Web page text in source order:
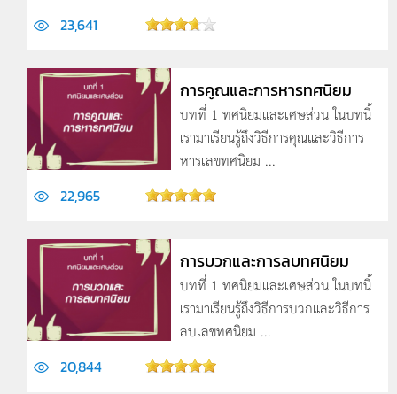
23,641
การคูณและการหารทศนิยม
บทที่ 1 ทศนิยมและเศษส่วน ในบทนี้
เรามาเรียนรู้ถึงวิธีการคุณและวิธีการ
หารเลขทศนิยม ...
22,965
การบวกและการลบทศนิยม
บทที่ 1 ทศนิยมและเศษส่วน ในบทนี้
เรามาเรียนรู้ถึงวิธีการบวกและวิธีการ
ลบเลขทศนิยม ...
20,844